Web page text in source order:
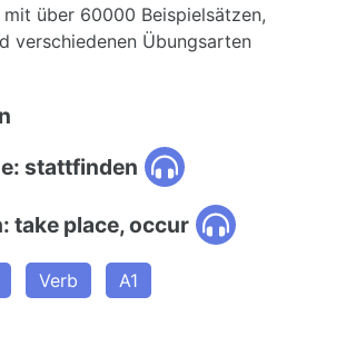
über 60000 Beispielsätzen,
verschiedenen Übungsarten
stattfinden
take place, occur
Verb A1